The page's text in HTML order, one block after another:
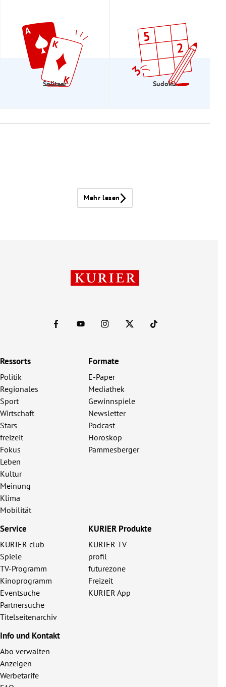
Solitaer Sudoku
Mehr lesen
Ressorts
Politik
Regionales
Sport
Wirtschaft
Stars
freizeit
Fokus
Leben
Kultur
Meinung
Klima
Mobilität
Formate
E-Paper
Mediathek
Gewinnspiele
Newsletter
Podcast
Horoskop
Pammesberger
Service
KURIER club
Spiele
TV-Programm
Kinoprogramm
Eventsuche
Partnersuche
Titelseitenarchiv
KURIER Produkte
KURIER TV
profil
futurezone
Freizeit
KURIER App
Info und Kontakt
Abo verwalten
Anzeigen
Werbetarife